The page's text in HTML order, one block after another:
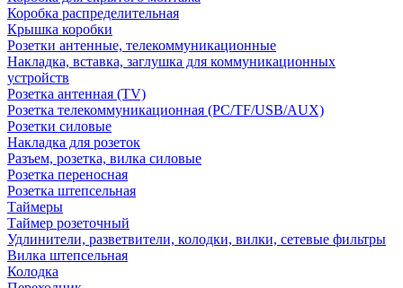
Коробка распределительная
Крышка коробки
Розетки антенные, телекоммуникационные
Накладка, вставка, заглушка для коммуникационных
устройств
Розетка антенная (TV)
Розетка телекоммуникационная (PC/TF/USB/AUX)
Розетки силовые
Накладка для розеток
Разъем, розетка, вилка силовые
Розетка переносная
Розетка штепсельная
Таймеры
Таймер розеточный
Удлинители, разветвители, колодки, вилки, сетевые фильтры
Вилка штепсельная
Колодка